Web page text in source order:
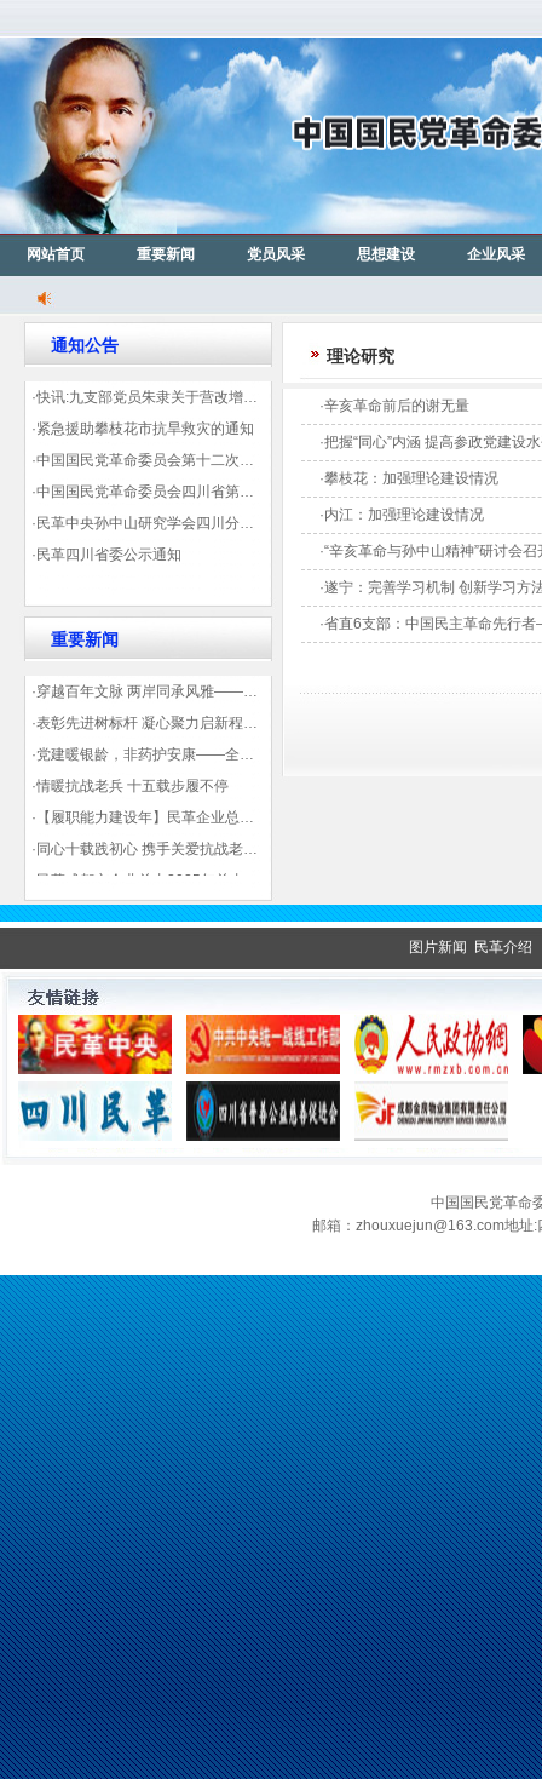
网站首页 重要新闻 党员风采 思想建设 企业风采
通知公告
·快讯:九支部党员朱隶关于营改增信息宣传力度的建议那篇已被省政协采用
·紧急援助攀枝花市抗旱救灾的通知
·中国国民党革命委员会第十二次全国代表大会代表登记表（下载）
·中国国民党革命委员会四川省第十一次代表大会代表登记表（下载）
·民革中央孙中山研究学会四川分会领导机构及成员名单
·民革四川省委公示通知
重要新闻
·穿越百年文脉 两岸同承风雅——民革四川省委会“中山天府大讲堂”第三讲在蓉举办
·表彰先进树标杆 凝心聚力启新程——民革企业总支部参加2025年度先进表彰大会有感
·党建暖银龄，非药护安康——全球健康公益大讲堂温情纪实
·情暖抗战老兵 十五载步履不停
·【履职能力建设年】民革企业总支部联合多地民革基层组织发起“夏日送清凉”活动 致敬“乡镇美容师”
·同心十载践初心 携手关爱抗战老兵——民革企业总支部 十年帮扶抗战老兵工作纪实
·观展归来|丹青绘初心 共赴新征程——企业总支党员沉浸式感受书画展的精神力量
理论研究
·辛亥革命前后的谢无量
·把握“同心”内涵 提高参政党建设
·攀枝花：加强理论建设情况
·内江：加强理论建设情况
·“辛亥革命与孙中山精神”研讨会召
·遂宁：完善学习机制 创新学习方
·省直6支部：中国民主革命先行
图片新闻 民革介绍
中国国民党革命
邮箱：zhouxuejun@163.com地址